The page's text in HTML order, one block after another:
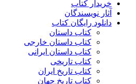
خریدار کتاب
آثار نویسندگان
دانلود رایگان کتاب
کتاب داستان
کتاب داستان خارجی
کتاب داستان ایرانی
کتاب تاریخی
کتاب تاریخ ایران
کتاب تاریخ جهان